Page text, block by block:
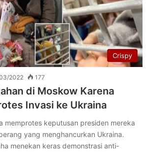
Crispy
2022 177
di Moskow Karena
Invasi ke Ukraina
memprotes keputusan presiden mereka
yang menghancurkan Ukraina.
menekan keras demonstrasi anti-